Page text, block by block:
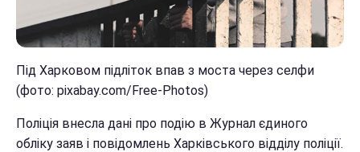
Під Харковом підліток впав з моста через селфи
(фото: pixabay.com/Free-Photos)
Поліція внесла дані про подію в Журнал єдиного
обліку заяв і повідомлень Харківського відділу поліції.